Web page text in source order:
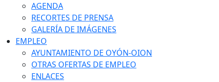
AGENDA
RECORTES DE PRENSA
GALERÍA DE IMÁGENES
EMPLEO
AYUNTAMIENTO DE OYÓN-OION
OTRAS OFERTAS DE EMPLEO
ENLACES